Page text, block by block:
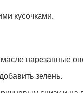
кусочками.
нарезанные
зелень.